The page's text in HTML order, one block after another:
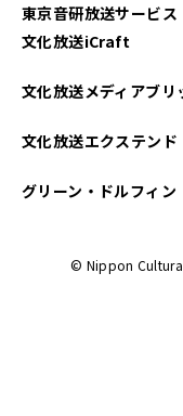
2022年
2022年
2022
東京音研放送サービス
文化放送iCraft
文化放送メディアブリ
文化放送エクステンド
グリーン・ドルフィン
© Nippon